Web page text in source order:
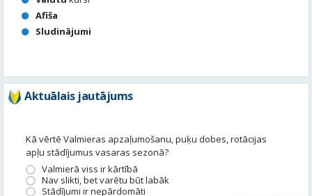
Afiša
Sludinājumi
Aktuālais jautājums
Kā vērtē Valmieras apzaļumošanu, puķu dobes, rotācijas
apļu stādījumus vasaras sezonā?
Valmierā viss ir kārtībā
Nav slikti, bet varētu būt labāk
Stādījumi ir nepārdomāti